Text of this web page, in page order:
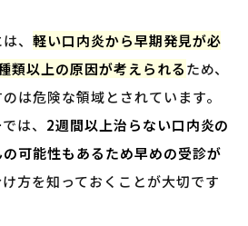
は、軽い口内炎から早期発見が必
類以上の原因が考えられるため、
は危険な領域とされています。
は、 2週間以上治らない口内炎の
可能性もあるため早めの受診が
方を知っておくことが大切です